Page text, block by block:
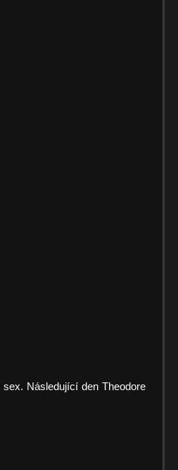
Následující den Theodore